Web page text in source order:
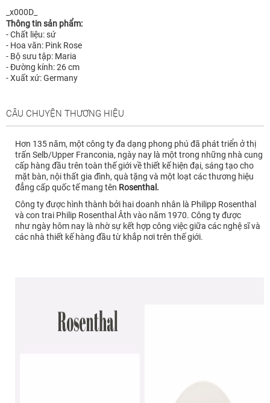
_x000D_
Thông tin sản phẩm:
- Chất liệu: sứ
- Hoa văn: Pink Rose
- Bộ sưu tập: Maria
- Đường kính: 26 cm
- Xuất xứ: Germany
CÂU CHUYỆN THƯƠNG HIỆU
Hơn 135 năm, một công ty đa dạng phong phú đã phát triển ở thị
trấn Selb/Upper Franconia, ngày nay là một trong những nhà cung
cấp hàng đầu trên toàn thế giới về thiết kế hiện đại, sáng tạo cho
mặt bàn, nội thất gia đình, quà tặng và một loạt các thương hiệu
đẳng cấpquốc tế mang tên Rosenthal.
Công ty được hình thành bởi hai doanh nhân là Philipp Rosenthal
và con trai Philip Rosenthal Âth vào năm 1970. Công ty được
như ngày hôm nay là nhờ sự kết hợp công việc giữa các nghệ sĩ và
các nhà thiết kế hàng đầu từ khắp nơi trên thế giới.